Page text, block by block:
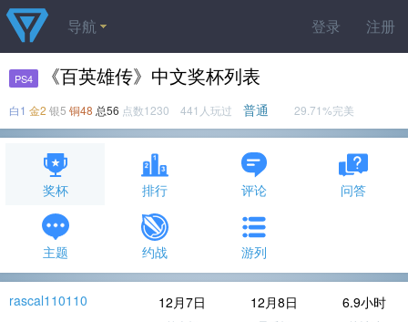
登录 注册
导航
PS4 《百英雄传》中文奖杯列表
白1 金2 银5 铜48 总56 点数1230 441人玩过 普通 29.71%完美
奖杯 排行 评论 问答
主题 约战 游列
rascal110110 12月7日 12月8日 6.9小时